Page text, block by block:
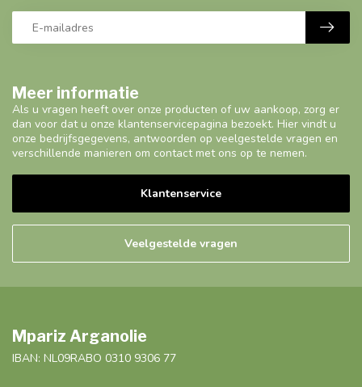
Meer informatie
Als u vragen heeft over onze producten of uw aankoop, zorg er
dan voor dat u onze klantenservicepagina bezoekt. Hier vindt u
onze bedrijfsgegevens, antwoorden op veelgestelde vragen en
verschillende manieren om contact met ons op te nemen.
Klantenservice
Veelgestelde vragen
Mpariz Arganolie
IBAN: NL09RABO 0310 9306 77